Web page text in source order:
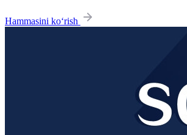
Hammasini ko‘rish